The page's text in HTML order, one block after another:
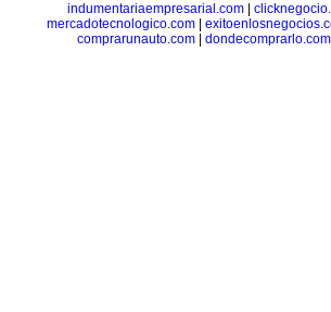
indumentariaempresarial.com
mercadotecnologico.com
comprarunauto.com| dondecomprarlo.com